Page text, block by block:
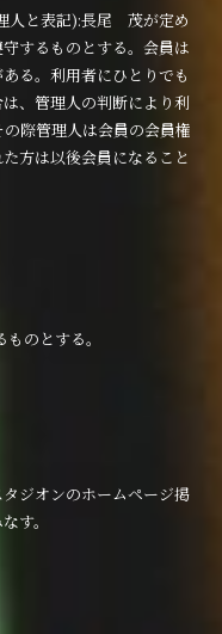
人と表記):長尾 茂が定め
するものとする。会員は
る。利用者にひとりでも
、管理人の判断により利
際管理人は会員の会員権
方は以後会員になること
のとする。
ジオンのホームページ掲
す。